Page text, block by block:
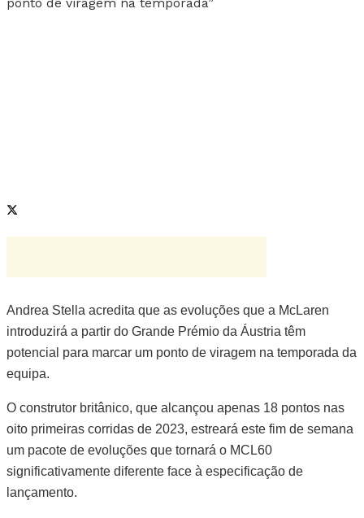
Andrea Stella acredita que as evoluções que a McLaren
introduzirá a partir do Grande Prémio da Áustria têm
potencial para marcar um ponto de viragem na temporada da
equipa.
O construtor britânico, que alcançou apenas 18 pontos nas
oito primeiras corridas de 2023, estreará este fim de semana
um pacote de evoluções que tornará o MCL60
significativamente diferente face à especificação de
lançamento.